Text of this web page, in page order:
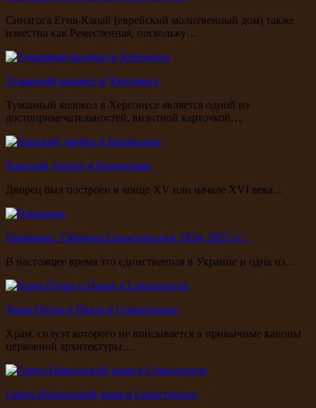
Синагога Егия-Капай (еврейский молитвенный дом) также
известна как Ремесленная, поскольку…
Туманный колокол в Херсонесе
Туманный колокол в Херсонесе является одной из
достопримечательностей, визитной карточкой…
Ханский дворец в Бахчисарае
Дворец был построен в конце XV или начале XVI века…
Панорама "Оборона Севастополя в 1854–1855 гг."
В настоящее время это единственная в Украине и одна из…
Храм Петра и Павла в Севастополе
Храм, силуэт которого не вписывается в привычные каноны
церковной архитектуры.…
Свято-Никольский храм в Севастополе